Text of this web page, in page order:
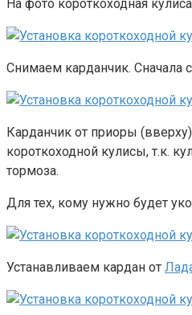
На фото короткоходная
Снимаем карданчик. Сначала
Карданчик от приоры
короткоходной кулисы, т.к.
тормоза.
Для тех, кому нужно будет
Устанавливаем кардан от